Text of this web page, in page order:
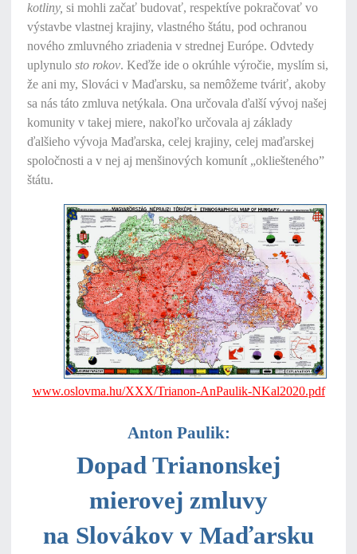
kotliny, si mohli začať budovať, respektíve pokračovať vo
výstavbe vlastnej krajiny, vlastného štátu, pod ochranou
nového zmluvného zriadenia v strednej Európe. Odvtedy
uplynulo sto rokov. Keďže ide o okrúhle výročie, myslím si,
že ani my, Slováci v Maďarsku, sa nemôžeme tváriť, akoby
sa nás táto zmluva netýkala. Ona určovala ďalší vývoj našej
komunity v takej miere, nakoľko určovala aj základy
ďalšieho vývoja Maďarska, celej krajiny, celej maďarskej
spoločnosti a v nej aj menšinových komunít „okliešteného”
štátu.
www.oslovma.hu/XXX/Trianon-AnPaulik-NKal2020.pdf
Anton Paulik:
Dopad Trianonskej
mierovej zmluvy
na Slovákov v Maďarsku